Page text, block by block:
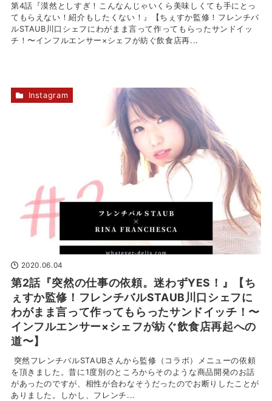
第4話『漠然としすぎ！こんなんじゃいくら美味しくても手にとっ
てもらえない！紹介もしたくない！』【ちぇすか監修！フレンチバ
ルSTAUB川口シェフにわがまま言って作ってもらったサンドイッ
チ！〜インフルエンサー×シェフが紡ぐ飲食店再...
2020.06.04
第2話『突然の仕事の依頼。迷わずYES！』【ち
ぇすか監修！フレンチバルSTAUB川口シェフに
わがまま言って作ってもらったサンドイッチ！〜
インフルエンサー×シェフが紡ぐ飲食店再起への
道〜】
突然フレンチバルSTAUBさんから監修（コラボ）メニューの依頼
を頂きました。昔に1度別のところからそのような商品開発のお話
があったのですが、相性が合わなそうだったのでお断りしたことが
ありました。しかし、フレンチ...
Instagram